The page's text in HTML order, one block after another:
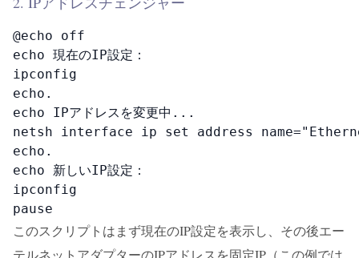
@echo off
echo 現在のIP設定：
ipconfig
echo.
echo IPアドレスを変更中...
netsh interface ip set address
echo.
echo 新しいIP設定：
ipconfig
pause
このスクリプトはまず現在のIP設定を表示し、その後エー
テルネットアダプターのIPアドレスを固定IP（この例では